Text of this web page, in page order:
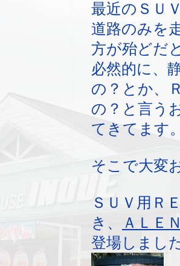
最近のＳＵ
道路のみを
方が殆どだ
必然的に、
の？とか、
の？と言う
てきてます
そこで大変
ＳＵＶ用Ｒ
き、
ＡＬＥ
登場しまし